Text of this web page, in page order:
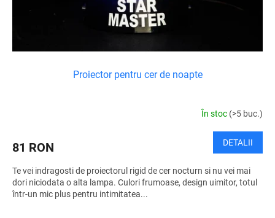
Proiector pentru cer de noapte
În stoc (>5 buc.)
81 RON DETALII
Te vei indragosti de proiectorul rigid de cer nocturn si nu vei mai
dori niciodata o alta lampa. Culori frumoase, design uimitor, totul
într-un mic plus pentru intimitatea...